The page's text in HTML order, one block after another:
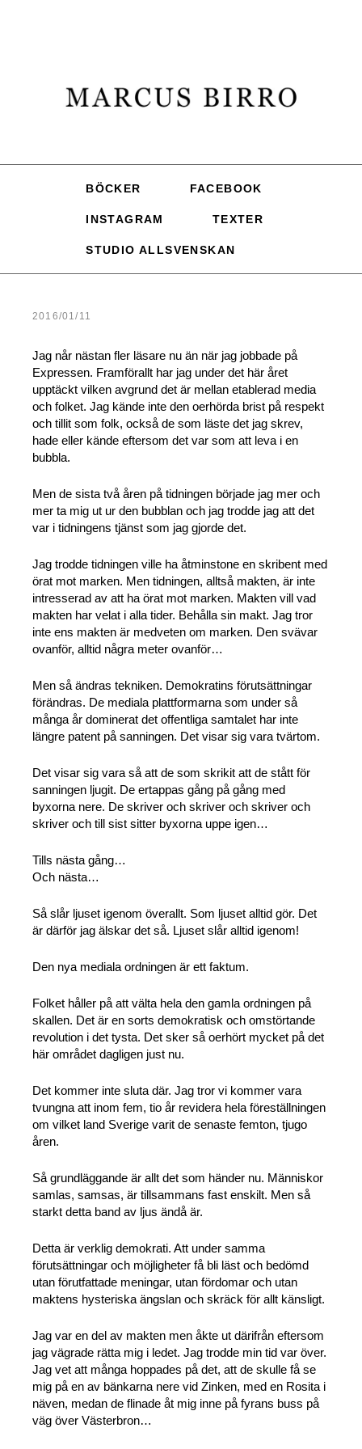
BÖCKER FACEBOOK
INSTAGRAM TEXTER
STUDIO ALLSVENSKAN
2016/01/11
Jag når nästan fler läsare nu än när jag jobbade på
Expressen. Framförallt har jag under det här året
upptäckt vilken avgrund det är mellan etablerad media
och folket. Jag kände inte den oerhörda brist på respekt
och tillit som folk, också de som läste det jag skrev,
hade eller kände eftersom det var som att leva i en
bubbla.
Men de sista två åren på tidningen började jag mer och
mer ta mig ut ur den bubblan och jag trodde jag att det
var i tidningens tjänst som jag gjorde det.
Jag trodde tidningen ville ha åtminstone en skribent med
örat mot marken. Men tidningen, alltså makten, är inte
intresserad av att ha örat mot marken. Makten vill vad
makten har velat i alla tider. Behålla sin makt. Jag tror
inte ens makten är medveten om marken. Den svävar
ovanför, alltid några meter ovanför…
Men så ändras tekniken. Demokratins förutsättningar
förändras. De mediala plattformarna som under så
många år dominerat det offentliga samtalet har inte
längre patent på sanningen. Det visar sig vara tvärtom.
Det visar sig vara så att de som skrikit att de stått för
sanningen ljugit. De ertappas gång på gång med
byxorna nere. De skriver och skriver och skriver och
skriver och till sist sitter byxorna uppe igen…
Tills nästa gång…
Och nästa…
Så slår ljuset igenom överallt. Som ljuset alltid gör. Det
är därför jag älskar det så. Ljuset slår alltid igenom!
Den nya mediala ordningen är ett faktum.
Folket håller på att välta hela den gamla ordningen på
skallen. Det är en sorts demokratisk och omstörtande
revolution i det tysta. Det sker så oerhört mycket på det
här området dagligen just nu.
Det kommer inte sluta där. Jag tror vi kommer vara
tvungna att inom fem, tio år revidera hela föreställningen
om vilket land Sverige varit de senaste femton, tjugo
åren.
Så grundläggande är allt det som händer nu. Människor
samlas, samsas, är tillsammans fast enskilt. Men så
starkt detta band av ljus ändå är.
Detta är verklig demokrati. Att under samma
förutsättningar och möjligheter få bli läst och bedömd
utan förutfattade meningar, utan fördomar och utan
maktens hysteriska ängslan och skräck för allt känsligt.
Jag var en del av makten men åkte ut därifrån eftersom
jag vägrade rätta mig i ledet. Jag trodde min tid var över.
Jag vet att många hoppades på det, att de skulle få se
mig på en av bänkarna nere vid Zinken, med en Rosita i
näven, medan de flinade åt mig inne på fyrans buss på
väg över Västerbron…